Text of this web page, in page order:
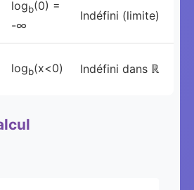
logb(0) =
-∞
Indéfini (limite)
logb(x<0) Indéfini dans ℝ